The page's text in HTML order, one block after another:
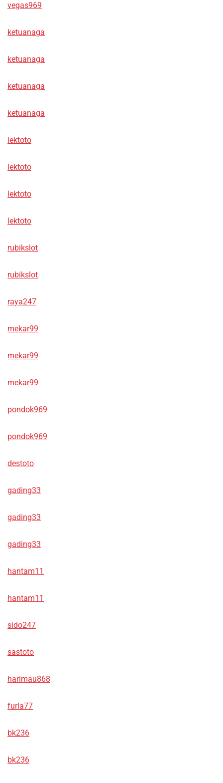
vegas969
ketuanaga
ketuanaga
ketuanaga
ketuanaga
lektoto
lektoto
lektoto
lektoto
rubikslot
rubikslot
raya247
mekar99
mekar99
mekar99
pondok969
pondok969
destoto
gading33
gading33
gading33
hantam11
hantam11
sido247
sastoto
harimau868
furla77
bk236
bk236